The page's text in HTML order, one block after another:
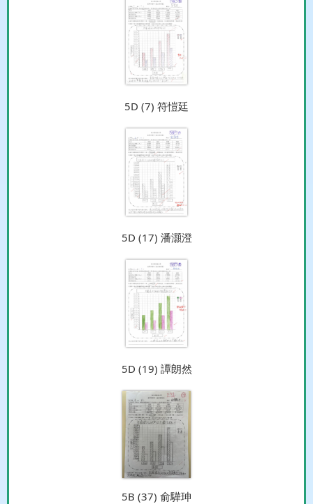
5D (7) 符愷廷
5D (17) 潘灝澄
5D (19) 譚朗然
5B (37) 俞驊珅